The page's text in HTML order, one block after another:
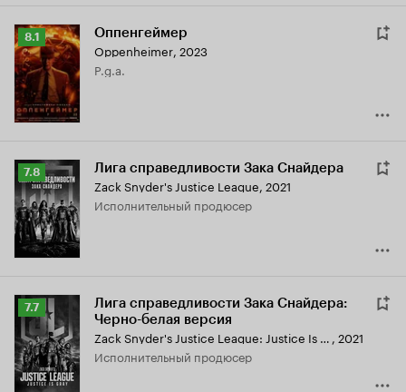
Рейтинг
Кинопоиска
8.1
8.1 Оппенгеймер
Oppenheimer, 2023
p.g.a.
Рейтинг
Кинопоиска
7.8
7.8 Лига справедливости Зака Снайдера
Zack Snyder's Justice League, 2021
исполнительный продюсер
Рейтинг
Кинопоиска
7.7
7.7
Лига справедливости Зака Снайдера:
Черно-белая версия
Zack Snyder's Justice League: Justice Is Gray , 2021
исполнительный продюсер